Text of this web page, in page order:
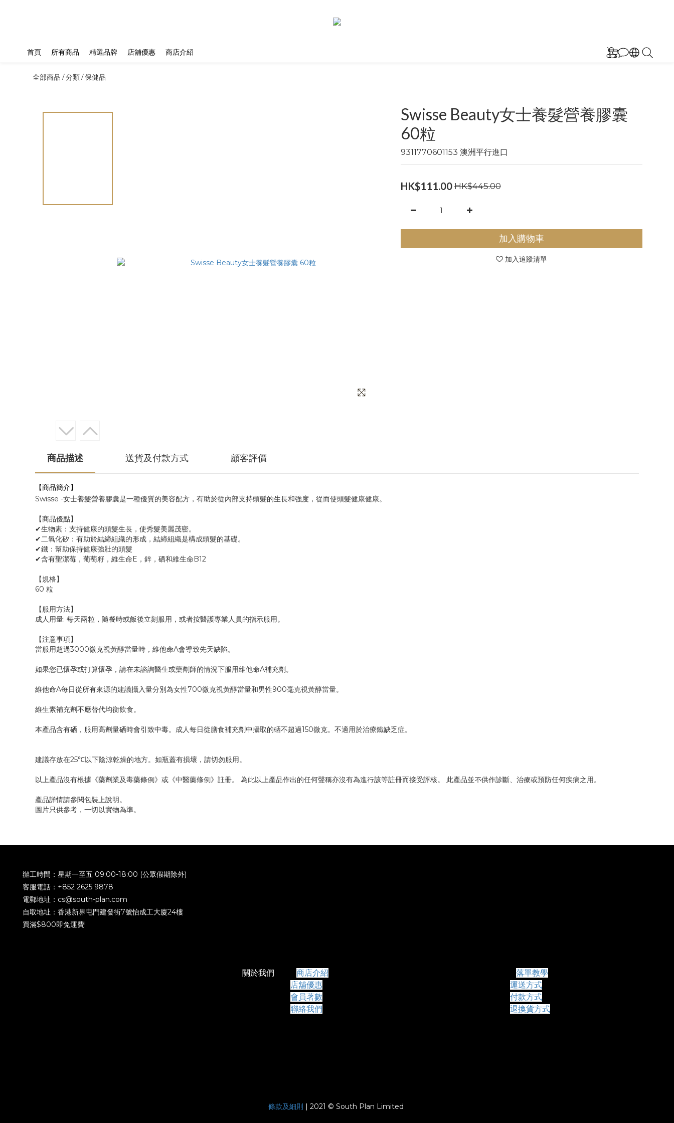
首頁 所有商品 精選品牌 店舖優惠 商店介紹
全部商品 /分類/保健品
Swisse Beauty女士養髮營養膠囊
60粒
9311770601153 澳洲平行進口
HK$111.00 HK$445.00
加入購物車
加入追蹤清單
商品描述 送貨及付款方式 顧客評價
【商品簡介】
Swisse -女士養髮營養膠囊是一種優質的美容配方，有助於從內部支持頭髮的生長和強度，從而使頭髮健康健康。
【商品優點】
✔生物素：支持健康的頭髮生長，使秀髮美麗茂密。
✔二氧化矽：有助於結締組織的形成，結締組織是構成頭髮的基礎。
✔鐵：幫助保持健康強壯的頭髮
✔含有聖潔莓，葡萄籽，維生命E，鋅，硒和維生命B12
【規格】
60 粒
【服用方法】
成人用量: 每天兩粒，隨餐時或飯後立刻服用，或者按醫護專業人員的指示服用。
【注意事項】
當服用超過3000微克視黃醇當量時，維他命A會導致先天缺陷。
如果您已懷孕或打算懷孕，請在未諮詢醫生或藥劑師的情況下服用維他命A補充劑。
維他命A每日從所有來源的建議攝入量分別為女性700微克視黃醇當量和男性900毫克視黃醇當量。
維生素補充劑不應替代均衡飲食。
本產品含有硒，服用高劑量硒時會引致中毒。成人每日從膳食補充劑中攝取的硒不超過150微克。不適用於治療鐵缺乏症。
建議存放在25℃以下陰涼乾燥的地方。如瓶蓋有損壞，請切勿服用。
以上產品沒有根據《藥劑業及毒藥條例》或《中醫藥條例》註冊。 為此以上產品作出的任何聲稱亦沒有為進行該等註冊而接受評核。 此產品並不供作診斷、治療或預防任何疾病之用。
產品詳情請參閱包裝上說明。
圖片只供參考，一切以實物為準。
辦工時間：星期一至五 09:00-18:00 (公眾假期除外)
客服電話：+852 2625 9878
電郵地址：cs@south-plan.com
自取地址：香港新界屯門建發街7號怡成工大廈24樓
買滿$800即免運費!
關於我們 商店介紹
店舖優惠
會員著數
聯絡我們
落單教學
運送方式
付款方式
退換貨方式
條款及細則 | 2021 © South Plan Limited